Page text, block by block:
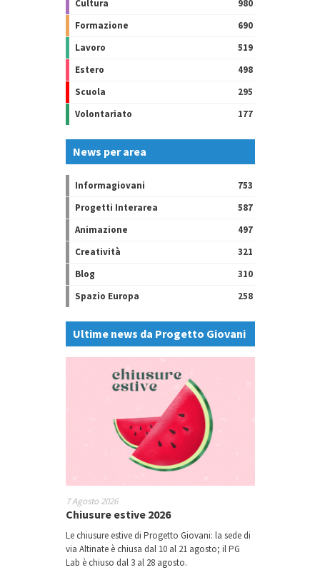
Cultura
980
Formazione
690
Lavoro
519
Estero
498
Scuola
295
Volontariato
177
News per area
Informagiovani
753
Progetti Interarea
587
Animazione
497
Creatività
321
Blog
310
Spazio Europa
258
Ultime news da Progetto Giovani
7 Agosto 2026
Chiusure estive 2026
Le chiusure estive di Progetto Giovani: la sede di
via Altinate è chiusa dal 10 al 21 agosto; il PG
Lab è chiuso dal 3 al 28 agosto.